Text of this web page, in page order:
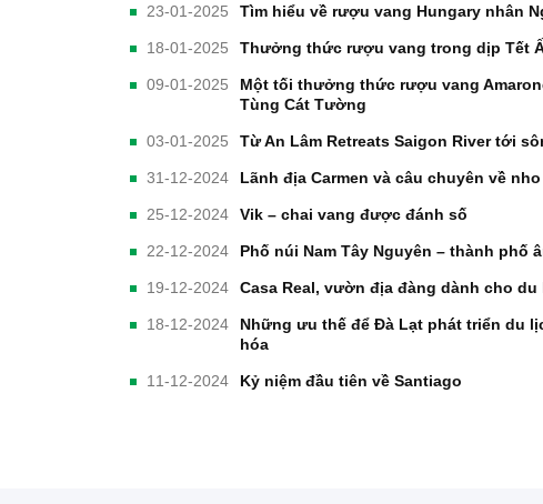
23-01-2025 Tìm hiểu về rượu vang Hungary nhân
18-01-2025 Thưởng thức rượu vang trong dịp Tết
09-01-2025
Một tối thưởng thức rượu vang
Tùng Cát Tường
03-01-2025 Từ An Lâm Retreats Saigon River tới
31-12-2024 Lãnh địa Carmen và câu chuyên về nho
25-12-2024 Vik – chai vang được đánh số
22-12-2024 Phố núi Nam Tây Nguyên – thành phố
19-12-2024 Casa Real, vườn địa đàng dành cho du
18-12-2024
Những ưu thế để Đà Lạt phát triển du
hóa
11-12-2024 Kỷ niệm đầu tiên về Santiago